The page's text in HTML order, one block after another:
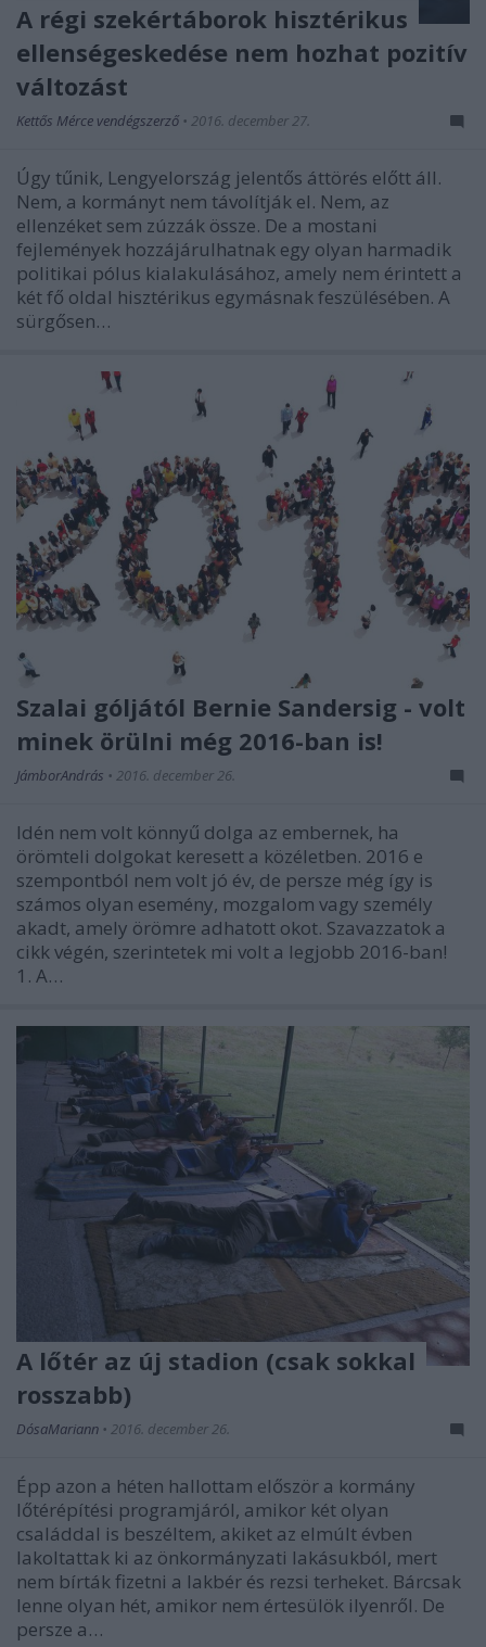
A régi szekértáborok hisztérikus
ellenségeskedése nem hozhat pozitív
változást
Kettős Mérce vendégszerző • 2016. december 27.
Úgy tűnik, Lengyelország jelentős áttörés előtt áll.
Nem, a kormányt nem távolítják el. Nem, az
ellenzéket sem zúzzák össze. De a mostani
fejlemények hozzájárulhatnak egy olyan harmadik
politikai pólus kialakulásához, amely nem érintett a
két fő oldal hisztérikus egymásnak feszülésében. A
sürgősen…
Szalai góljától Bernie Sandersig - volt
minek örülni még 2016-ban is!
JámborAndrás • 2016. december 26.
Idén nem volt könnyű dolga az embernek, ha
örömteli dolgokat keresett a közéletben. 2016 e
szempontból nem volt jó év, de persze még így is
számos olyan esemény, mozgalom vagy személy
akadt, amely örömre adhatott okot. Szavazzatok a
cikk végén, szerintetek mi volt a legjobb 2016-ban!
1. A…
A lőtér az új stadion (csak sokkal
rosszabb)
DósaMariann • 2016. december 26.
Épp azon a héten hallottam először a kormány
lőtérépítési programjáról, amikor két olyan
családdal is beszéltem, akiket az elmúlt évben
lakoltattak ki az önkormányzati lakásukból, mert
nem bírták fizetni a lakbér és rezsi terheket. Bárcsak
lenne olyan hét, amikor nem értesülök ilyenről. De
persze a…